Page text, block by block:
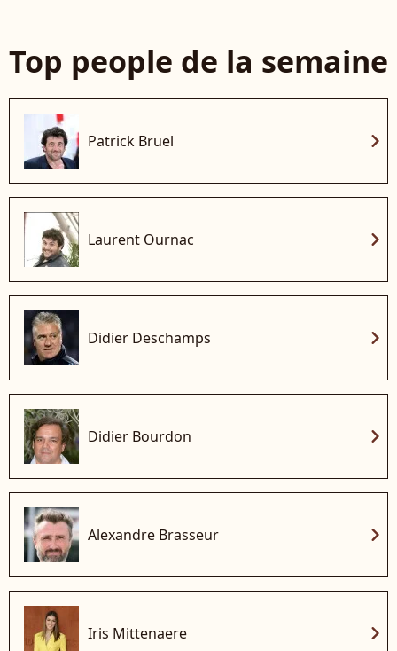
Top people de la semaine
Patrick Bruel chevron_right
Laurent Ournac chevron_right
Didier Deschamps chevron_right
Didier Bourdon chevron_right
Alexandre Brasseur chevron_right
Iris Mittenaere chevron_right